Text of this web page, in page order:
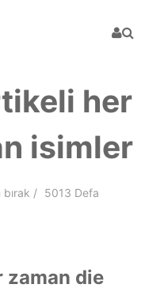
her
isimler
bırak
5013 Defa
zaman die